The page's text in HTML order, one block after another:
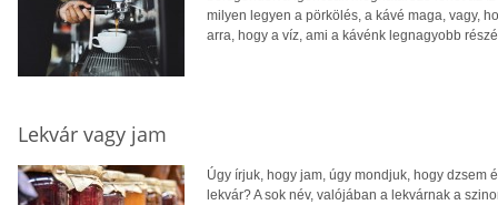
milyen legyen a pörkölés, a kávé maga, vagy,
arra, hogy a víz, ami a kávénk legnagyobb
Lekvár vagy jam
Úgy írjuk, hogy jam, úgy mondjuk, hogy dzsem
lekvár? A sok név, valójában a lekvárnak a